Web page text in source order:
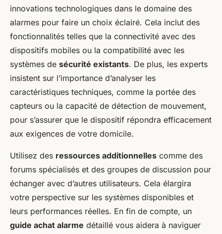
innovations technologiques dans le domaine des
alarmes pour faire un choix éclairé. Cela inclut des
fonctionnalités telles que la connectivité avec des
dispositifs mobiles ou la compatibilité avec les
systèmes de sécurité existants. De plus, les experts
insistent sur l’importance d’analyser les
caractéristiques techniques, comme la portée des
capteurs ou la capacité de détection de mouvement,
pour s’assurer que le dispositif répondra efficacement
aux exigences de votre domicile.
Utilisez des ressources additionnelles comme des
forums spécialisés et des groupes de discussion pour
échanger avec d’autres utilisateurs. Cela élargira
votre perspective sur les systèmes disponibles et
leurs performances réelles. En fin de compte, un
guide achat alarme détaillé vous aidera à naviguer